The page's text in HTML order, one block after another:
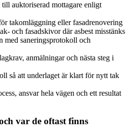
auktoriserad mottagare enligt
takomläggning eller fasadrenovering
och fasadskivor där asbest misstänks
med saneringsprotokoll och
anmälningar och nästa steg i
så att underlaget är klart för nytt tak
ansvar hela vägen och ett resultat
var de oftast finns